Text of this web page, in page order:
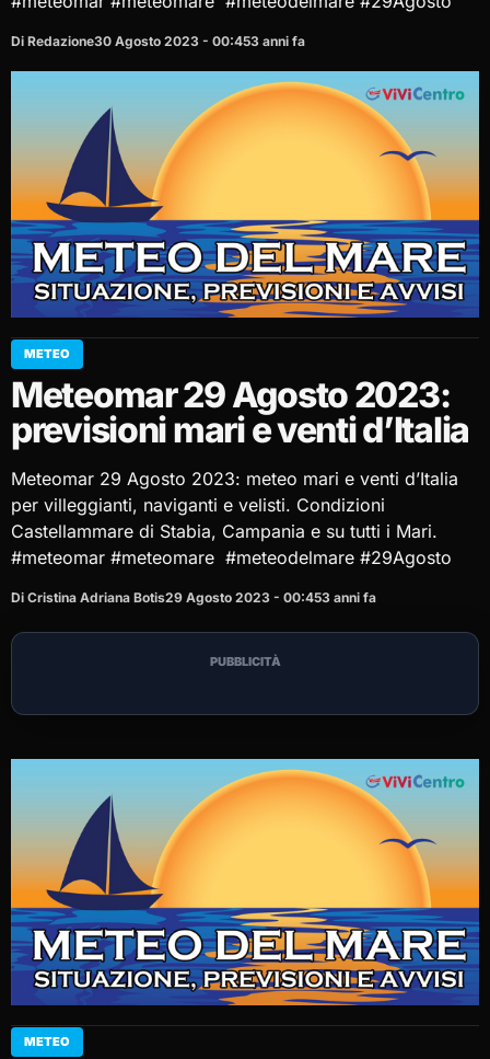
Di Redazione30 Agosto 2023 - 00:453 anni fa
METEO
Meteomar 29 Agosto 2023:
previsioni mari e venti d’Italia
Meteomar 29 Agosto 2023: meteo mari e venti d’Italia
per villeggianti, naviganti e velisti. Condizioni
Castellammare di Stabia, Campania e su tutti i Mari.
#meteomar #meteomare #meteodelmare #29Agosto
Di Cristina Adriana Botis29 Agosto 2023 - 00:453 anni fa
PUBBLICITÀ
METEO